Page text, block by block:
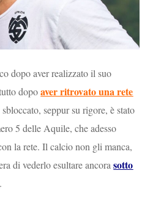
dopo aver realizzato il suo
dopoaver ritrovato una rete
sbloccato, seppur su rigore, è stato
5 delle Aquile, che adesso
la rete. Il calcio non gli manca,
di vederlo esultare ancorasotto
.